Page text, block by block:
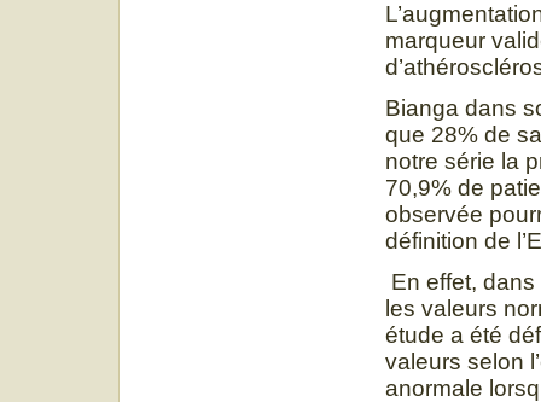
marqueur
Bianga dans
que 28% de
notre série la
70,9% de
observée
définition de
En effet, dans
les valeurs
étude a été
valeurs selon
anormale